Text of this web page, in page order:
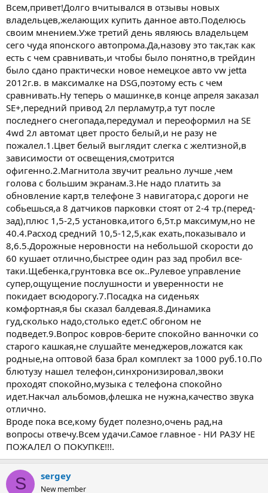
Всем,привет!Долго вчитывался в отзывы новых
владельцев,желающих купить данное авто.Поделюсь
своим мнением.Уже третий день являюсь владельцем
сего чуда японского автопрома.Да,назову это так,так как
есть с чем сравнивать,и чтобы было понятно,в трейдин
было сдано практически новое немецкое авто vw jetta
2012г.в. в максималке на DSG,поэтому есть с чем
сравнивать.Ну теперь о машинке,в конце апреля заказал
SE+,передний привод 2л перламутр,а тут после
последнего снегопада,передумал и переоформил на SE
4wd 2л автомат цвет просто белый,и не разу не
пожалел.1.Цвет белый выглядит слегка с желтизной,в
зависимости от освещения,смотрится
офигенно.2.Магнитола звучит реально лучше ,чем
голова с большим экранам.3.Не надо платить за
обновление карт,в телефоне 3 навигатора,с дороги не
собьешься,а 8 датчиков парковки стоят от 2-4 тр.(перед-
зад),плюс 1,5-2,5 установка,итого 6,5т.р максимум,но не
40.4.Расход средний 10,5-12,5,как ехать,показывало и
8,6.5.Дорожные неровности на небольшой скорости до
60 кушает отлично,быстрее один раз зад пробил все-
таки.Щебенка,грунтовка все ок..Рулевое управление
супер,ощущение послушности и уверенности не
покидает всюдорогу.7.Посадка на сиденьях
комфортная,я бы сказал балдевая.8.Динамика
гуд,сколько надо,столько едет.С обгоном не
подведет.9.Вопрос ковров-берите спокойно ванночки со
старого кашкая,не слушайте менеджеров,ложатся как
родные,на оптовой база брал комплект за 1000 руб.10.По
блютузу нашел телефон,синхронизировал,звоки
проходят спокойно,музыка с телефона спокойно
идет.Накчал альбомов,флешка не нужна,качество звука
отлично.
Вроде пока все,кому будет полезно,очень рад,на
вопросы отвечу.Всем удачи.Самое главное - НИ РАЗУ НЕ
ПОЖАЛЕЛ О ПОКУПКЕ!!!.
S sergey
New member